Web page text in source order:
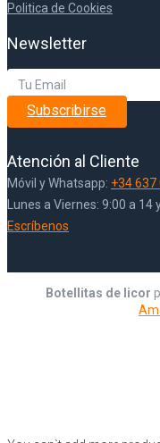
Politica de Cookies
Newsletter
Subscribirse
Atención al Cliente
Móvil y Whatsapp: +34 637
Lunes a Viernes: 9:00 a
Escríbenos
Botellitas de licor